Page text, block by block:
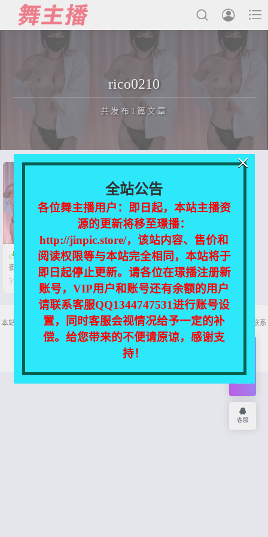



最新发布
国外主播
主播合集
用户中心
会员登陆
rico0210
共发布1篇文章
正在为您加载新内容

【网红主播】rico0210 BJ超新星
御姐最新粉丝房精华合集【22V-
12.1G】
5个月前  0  4
本站所有资源均收集自互联网，仅供个人欣赏交流，如不慎侵犯了您的权益，请联系
我们，我们将尽快处理！
Copyright © 2026 舞主播
全站公告
各位舞主播用户：即日起，本站主播资
源的更新将移至璟播：
http://jinpic.store/，该站内容、售价和
阅读权限等与本站完全相同，本站将于
即日起停止更新。请各位在璟播注册新
账号，VIP用户和账号还有余额的用户
请联系客服QQ1344747531进行账号设
置，同时客服会视情况给予一定的补
偿。给您带来的不便请原谅，感谢支
持！
×
会员
客服